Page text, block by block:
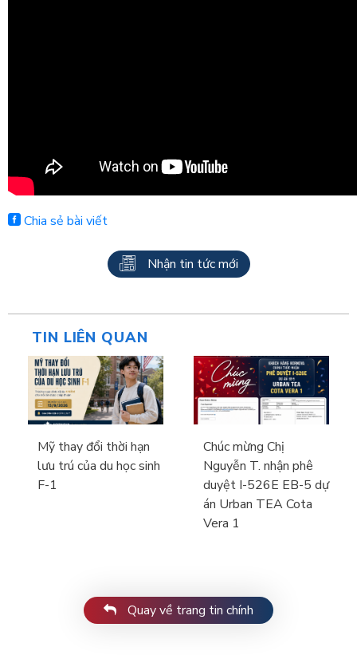
Chia sẻ bài viết
Nhận tin tức mới
TIN LIÊN QUAN
Mỹ thay đổi thời hạn
lưu trú của du học sinh
F-1
Chúc mừng Chị
Nguyễn T. nhận phê
duyệt I-526E EB-5 dự
án Urban TEA Cota
Vera 1
Quay về trang tin chính